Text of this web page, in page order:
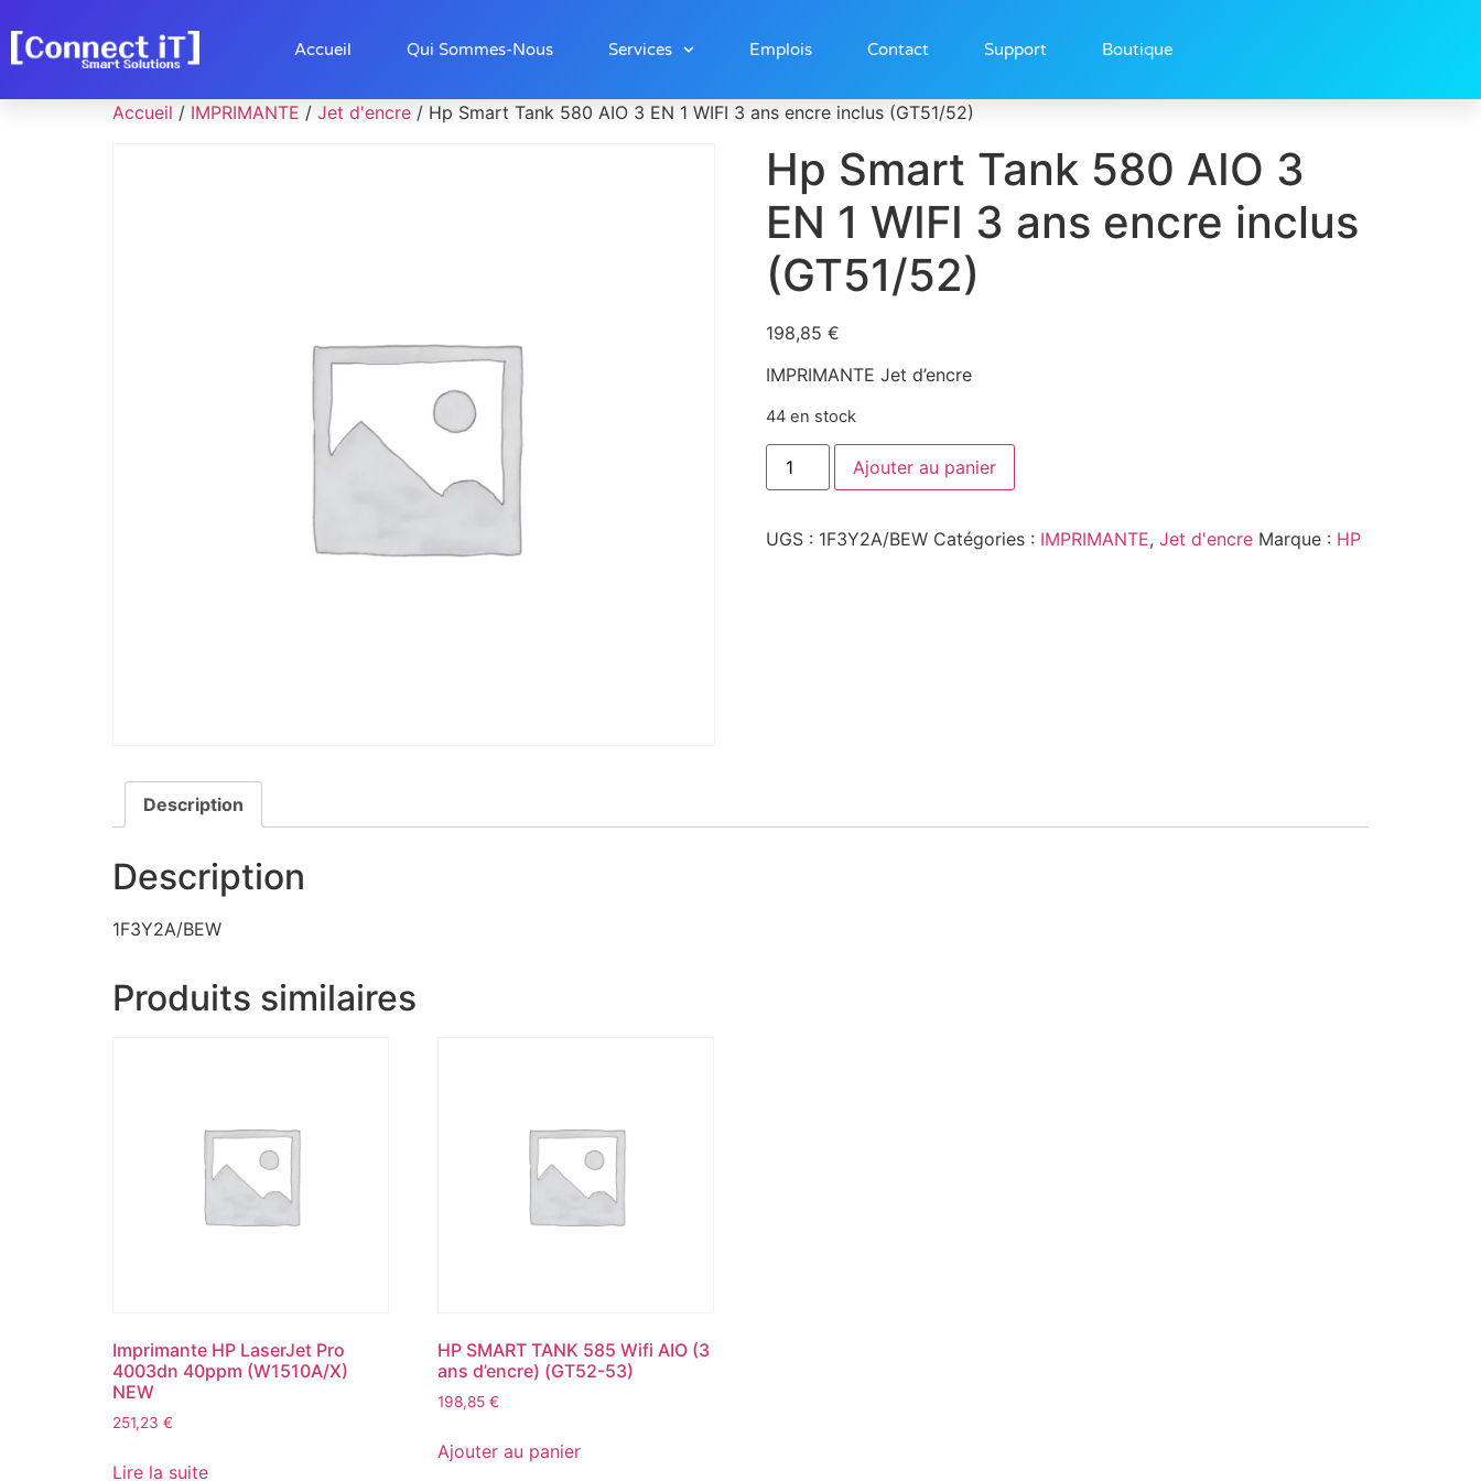
Accueil Qui Sommes-Nous Services Emplois Contact Support Boutique
Accueil / IMPRIMANTE / Jet d'encre / Hp Smart Tank 580 AIO 3 EN 1 WIFI 3 ans encre inclus (GT51/52)
Hp Smart Tank 580 AIO 3
EN 1 WIFI 3 ans encre inclus
(GT51/52)
198,85 €
IMPRIMANTE Jet d’encre
44 en stock
Ajouter au panier
UGS : 1F3Y2A/BEW Catégories : IMPRIMANTE, Jet d'encre Marque : HP
Description
Description
1F3Y2A/BEW
Produits similaires
Imprimante HP LaserJet Pro
4003dn 40ppm (W1510A/X)
NEW
251,23 €
Lire la suite
HP SMART TANK 585 Wifi AIO (3
ans d’encre) (GT52-53)
198,85 €
Ajouter au panier